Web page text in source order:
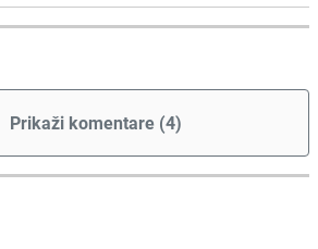
Prikaži komentare (4)